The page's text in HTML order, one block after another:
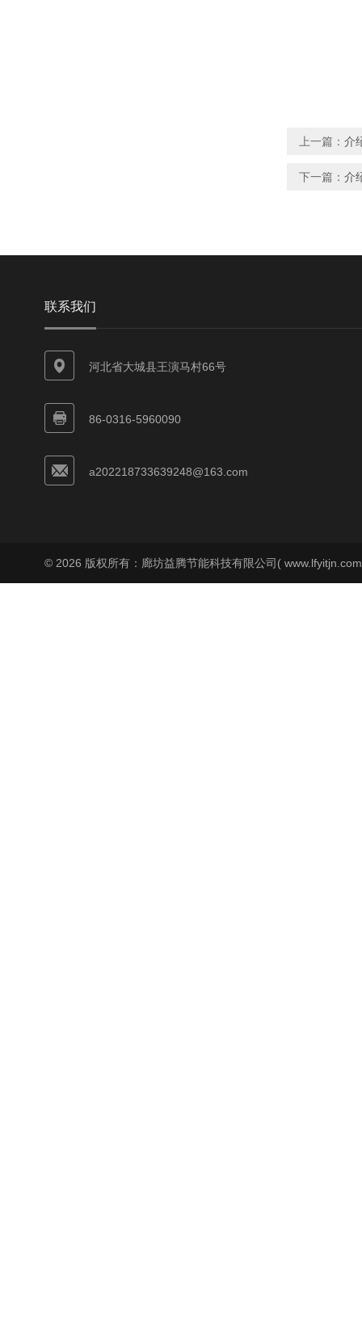
上一篇： 介
下一篇： 介
联系我们
河北省大城县王演马村66号
86-0316-5960090
a202218733639248@163.com
© 2026 版权所有：廊坊益腾节能科技有限公司(